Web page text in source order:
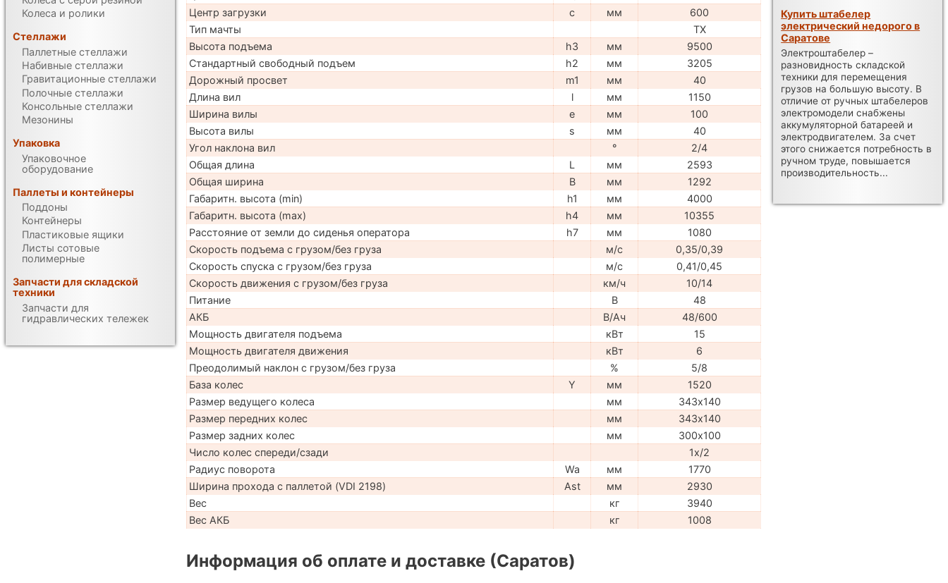
Центр загрузки
c мм
600
Тип мачты
TX
Высота подъема
h3 мм
9500
Стандартный свободный подъем
h2 мм
3205
Дорожный просвет
m1 мм
40
Длина вил
l мм
1150
Ширина вилы
e мм
100
Высота вилы
s мм
40
Угол наклона вил
°
2/4
Общая длина
L мм
2593
Общая ширина
B мм
1292
Габаритн. высота (min)
h1 мм
4000
Габаритн. высота (max)
h4 мм
10355
Расстояние от земли до сиденья оператора
h7 мм
1080
Скорость подъема с грузом/без груза
м/с
0,35/0,39
Скорость спуска с грузом/без груза
м/с
0,41/0,45
Скорость движения с грузом/без груза
км/ч
10/14
Питание
В
48
АКБ
В/Ач
48/600
Мощность двигателя подъема
кВт
15
Мощность двигателя движения
кВт
6
Преодолимый наклон с грузом/без груза
%
5/8
База колес
Y мм
1520
Размер ведущего колеса
мм
343х140
Размер передних колес
мм
343х140
Размер задних колес
мм
300х100
Число колес спереди/сзади
1х/2
Радиус поворота
Wa мм
1770
Ширина прохода с паллетой (VDI 2198)
Ast мм
2930
Вес
кг
3940
Вес АКБ
кг 1008
Информация об оплате и доставке (Саратов)
Колеса и ролики
Стеллажи
Паллетные стеллажи
Набивные стеллажи
Гравитационные стеллажи
Полочные стеллажи
Консольные стеллажи
Мезонины
Упаковка
Упаковочное
оборудование
Паллеты и контейнеры
Поддоны
Контейнеры
Пластиковые ящики
Листы сотовые
полимерные
Запчасти для складской
техники
Запчасти для
гидравлических тележек
Купить штабелер
электрический недорого в
Саратове
Электроштабелер –
разновидность складской
техники для перемещения
грузов на большую высоту. В
отличие от ручных штабелеров
электромодели снабжены
аккумуляторной батареей и
электродвигателем. За счет
этого снижается потребность в
ручном труде, повышается
производительность...